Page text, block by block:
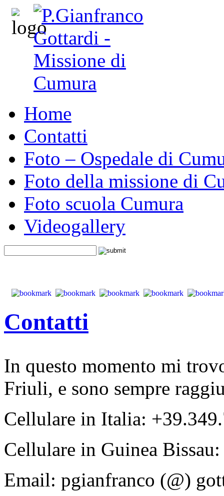
Home
Contatti
Foto – Ospedale di
Foto della missione di
Foto scuola Cumura
Videogallery
Contatti
In questo momento mi
Friuli, e sono sempre
Cellulare in Italia:
Cellulare in Guinea
Email: pgianfranco (@)